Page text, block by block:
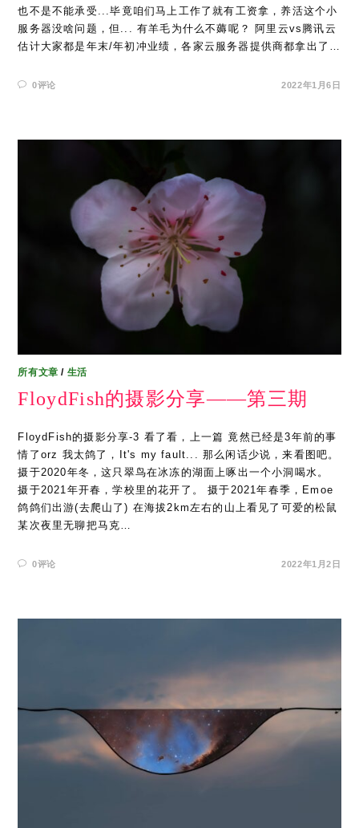
也不是不能承受...毕竟咱们马上工作了就有工资拿，养活这个小
服务器没啥问题，但... 有羊毛为什么不薅呢？ 阿里云vs腾讯云
估计大家都是年末/年初冲业绩，各家云服务器提供商都拿出了…
0评论 2022年1月6日
所有文章 / 生活
FloydFish的摄影分享——第三期
FloydFish的摄影分享-3 看了看，上一篇 竟然已经是3年前的事
情了orz 我太鸽了，It's my fault... 那么闲话少说，来看图吧。
摄于2020年冬，这只翠鸟在冰冻的湖面上啄出一个小洞喝水。
摄于2021年开春，学校里的花开了。 摄于2021年春季，Emoe
鸽鸽们出游(去爬山了) 在海拔2km左右的山上看见了可爱的松鼠
某次夜里无聊把马克…
0评论 2022年1月2日